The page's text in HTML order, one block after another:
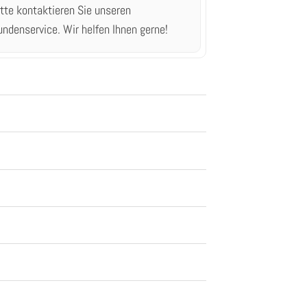
kontaktieren Sie unseren
Wir helfen Ihnen gerne!